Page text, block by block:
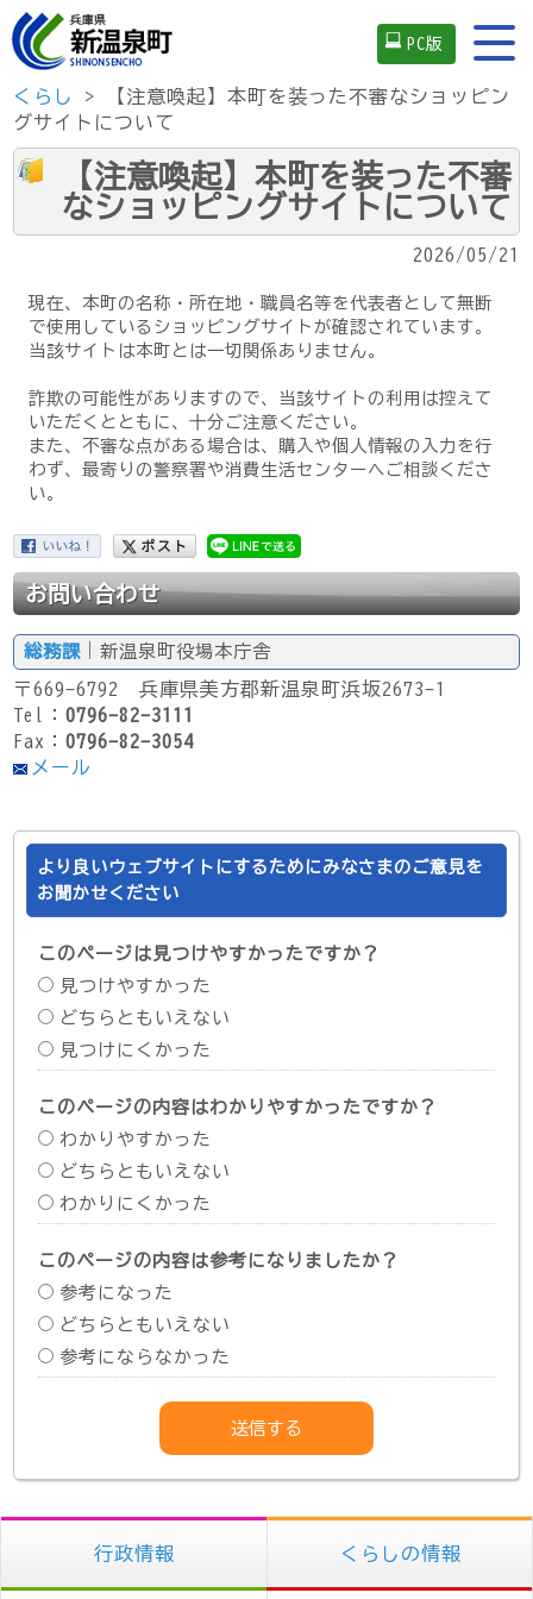
PC版
くらし
> 【注意喚起】本町を装った不審なショッピン
グサイトについて
【注意喚起】本町を装った不審
なショッピングサイトについて
2026/05/21
現在、本町の名称・所在地・職員名等を代表者として無断
で使用しているショッピングサイトが確認されています。
当該サイトは本町とは一切関係ありません。
詐欺の可能性がありますので、当該サイトの利用は控えて
いただくとともに、十分ご注意ください。
また、不審な点がある場合は、購入や個人情報の入力を行
わず、最寄りの警察署や消費生活センターへご相談くださ
い。
お問い合わせ
総務課 ｜新温泉町役場本庁舎
〒669-6792 兵庫県美方郡新温泉町浜坂2673-1
Tel：0796-82-3111
Fax：0796-82-3054
メール
より良いウェブサイトにするためにみなさまのご意見を
お聞かせください
このページは見つけやすかったですか？
見つけやすかった
どちらともいえない
見つけにくかった
このページの内容はわかりやすかったですか？
わかりやすかった
どちらともいえない
わかりにくかった
このページの内容は参考になりましたか？
参考になった
どちらともいえない
参考にならなかった
行政情報 くらしの情報